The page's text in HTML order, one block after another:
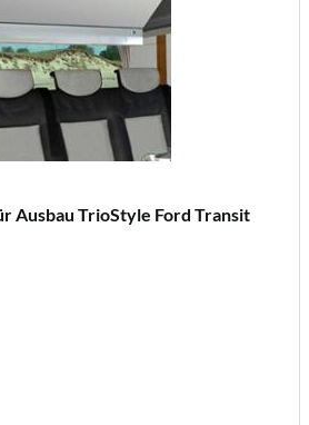
Ausbau TrioStyle Ford Transit